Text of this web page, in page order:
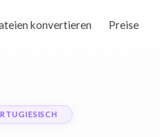
konvertieren Preise